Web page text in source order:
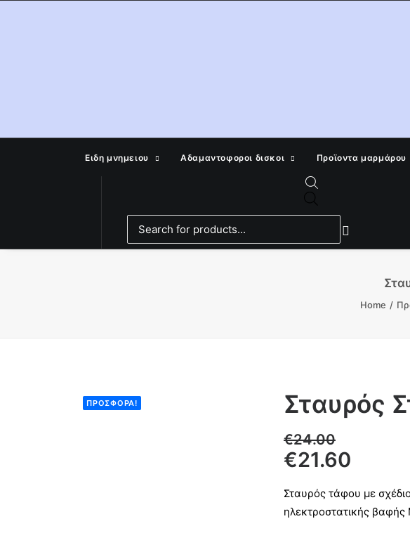
Ειδη μνημειου Αδαμαντοφοροι δισκοι Προϊοντα μαρμάρου
search
Home
ΠΡΟΣΦΟΡΆ! Σταυρός
€24.00
€21.60
Σταυρός τάφου με
ηλεκτροστατικής